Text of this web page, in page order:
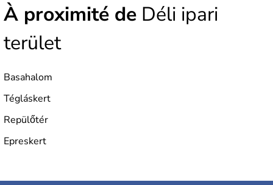
pays dont la langue est bien-sûr le hongrois et la
monnaie le forint. Sa capitale s'appelle Budapest.
L'industrie de la métallurgie s'est pendant longtemps
développée en Hongrie.
À proximité de Déli ipari
terület
Basahalom
Tégláskert
Repülőtér
Epreskert